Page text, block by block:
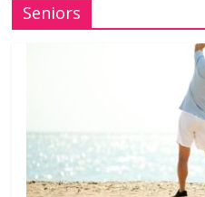
Seniors